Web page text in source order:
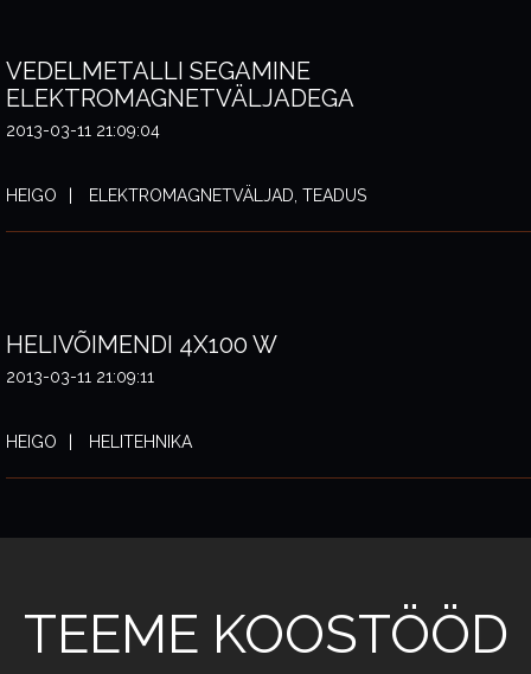
VEDELMETALLI SEGAMINE
ELEKTROMAGNETVÄLJADEGA
2013-03-11 21:09:04
HEIGO ELEKTROMAGNETVÄLJAD, TEADUS
HELIVÕIMENDI 4X100 W
2013-03-11 21:09:11
HEIGO HELITEHNIKA
TEEME KOOSTÖÖD